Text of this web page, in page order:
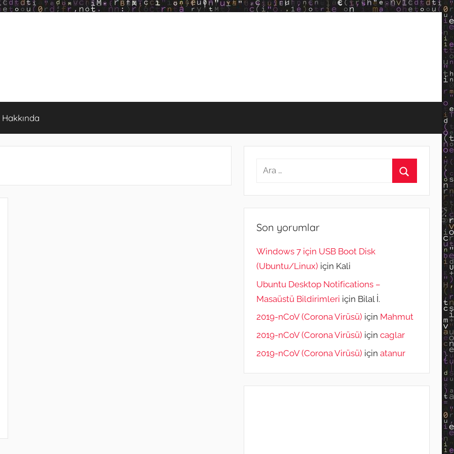
Hakkında
Arama:
Son yorumlar
Windows 7 için USB Boot Disk
(Ubuntu/Linux) için Kali
Ubuntu Desktop Notifications –
Masaüstü Bildirimleri için Bilal İ.
2019-nCoV (Corona Virüsü) için Mahmut
2019-nCoV (Corona Virüsü) için caglar
2019-nCoV (Corona Virüsü) için atanur